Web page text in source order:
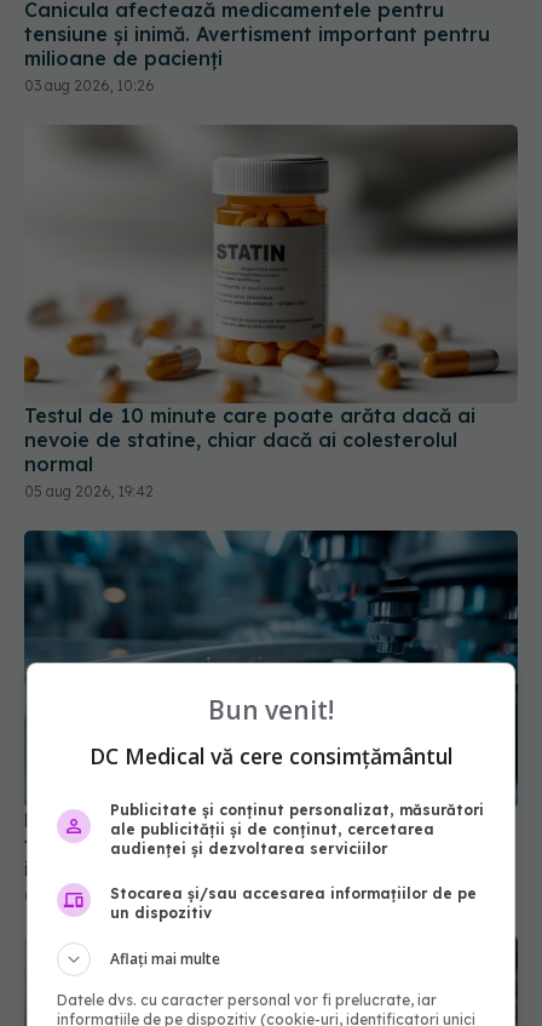
tensiune și inimă. Avertisment important pentru
milioane de pacienți
03 aug 2026, 10:26
Testul de 10 minute care poate arăta dacă ai
nevoie de statine, chiar dacă ai colesterolul
normal
05 aug 2026, 19:42
Pacienții ar putea avea acces mai rapid la
tratamente. UNIFARM anunță un parteneriat
important
04 aug 2026, 12:30
Bun venit!
DC Medical vă cere consimțământul
Publicitate și conținut personalizat, măsurători
ale publicității și de conținut, cercetarea
audienței și dezvoltarea serviciilor
Stocarea și/sau accesarea informațiilor de pe
un dispozitiv
Aflați mai multe
Datele dvs. cu caracter personal vor fi prelucrate, iar
informațiile de pe dispozitiv (cookie-uri, identificatori unici